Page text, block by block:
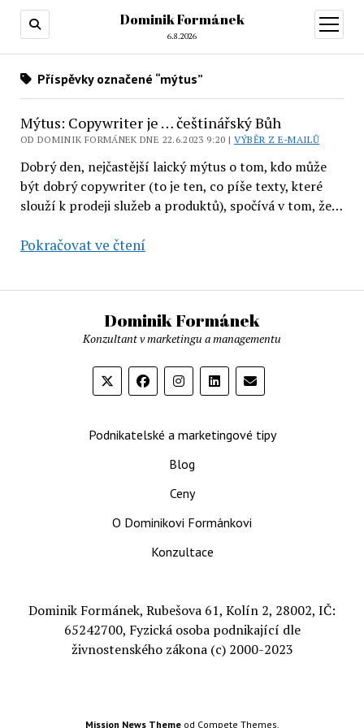
Dominik Formánek
6.8.2026
otevřít
menu
Příspěvky označené “mýtus”
Mýtus: Copywriter je … češtinářský Bůh
OD DOMINIK FORMÁNEK DNE 22.6.2023 9:20 | VÝBĚR Z E-MAILŮ
Dobrý den, nejčastější laický mýtus o tom, kdo může
být dobrý copywriter (to je ten, co píše texty, které
slouží k prodeji služeb a produktů), spočívá v tom, že…
Pokračovat ve čteníMýtus:
je
češtinářský
Dominik Formánek
Konzultant v marketingu a managementu
Podnikatelské a marketingové tipy
Blog
Ceny
O Dominikovi Formánkovi
Konzultace
Dominik Formánek, Rubešova 61, Kolín 2, 28002, IČ:
65242700, Fyzická osoba podnikající dle
živnostenského zákona (c) 2000-2023
Mission News Themeod Compete Themes.